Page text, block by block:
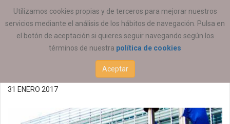
Utilizamos cookies propias y de terceros para mejorar nuestros
servicios mediante el análisis de los hábitos de navegación. Pulsa en
el botón de aceptación si quieres seguir navegando según los
términos de nuestra política de cookies
Aceptar
ESTÁ AQUÍ: ACTUALIDAD INTERNACIONAL
Convocatoria de Ayudas
Erasmus+ 2017
31 ENERO 2017